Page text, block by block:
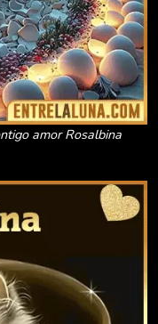
amor Rosalbina